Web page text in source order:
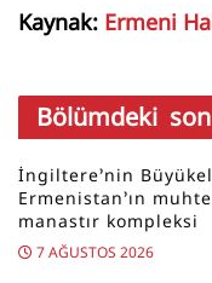
Kaynak: Ermeni
Bölümdeki
İngiltere’nin
Ermenistan’ın
manastır kompleksi
7 AĞUSTOS 2026